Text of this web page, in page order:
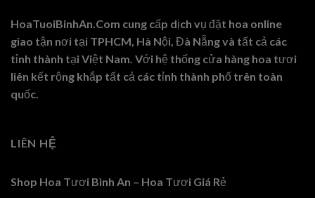
HoaTuoiBinhAn.Com cung cấp dịch vụ đặt hoa online
giao tận nơi tại TPHCM, Hà Nội, Đà Nẵng và tất cả các
tỉnh thành tại Việt Nam. Với hệ thống cửa hàng hoa tươi
liên kết rộng khắp tất cả các tỉnh thành phố trên toàn
quốc.
LIÊN HỆ
Shop Hoa Tươi Bình An – Hoa Tươi Giá Rẻ